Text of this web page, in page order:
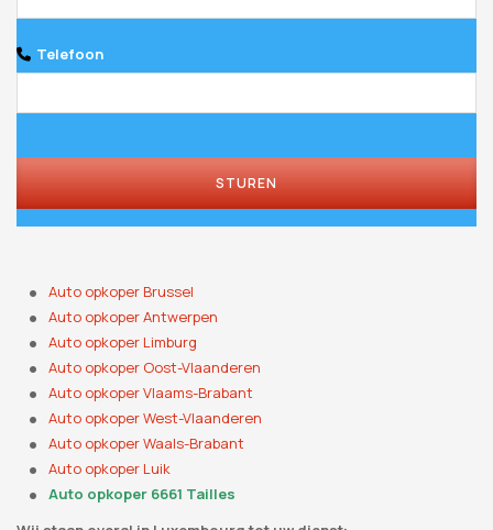
Telefoon
STUREN
Auto opkoper Brussel
Auto opkoper Antwerpen
Auto opkoper Limburg
Auto opkoper Oost-Vlaanderen
Auto opkoper Vlaams-Brabant
Auto opkoper West-Vlaanderen
Auto opkoper Waals-Brabant
Auto opkoper Luik
Auto opkoper 6661 Tailles